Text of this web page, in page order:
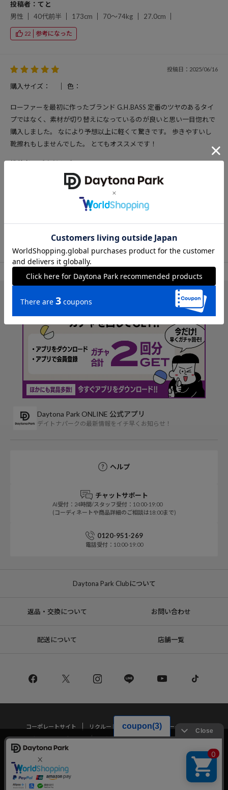
投稿者：てと
男性
40代前半 173cm 70～74kg 27.0cm
22 参考になった
投稿日：2025/06/16
購入サイズ： 色：
ローファーを最初に作ったブランド G.H.BASS 定番のツヤのあるタイ
プではなく、素材が切り替えになっているのが良いと思い一目惚れで
購入しました。 なにより予想以上に軽くて驚きです。 歩きやすいし
靴擦れもしませんでした。 とてもオススメです！
投稿者：ごまだんご
Daytona Park ONLINE 公式アプリ
デイトナパークの最新情報をイチ早くお知らせ！
ヘルプ
チャットサポート
AI受付：24時間/スタッフ受付：10:00-19:00
(コーディネートや商品詳細のご相談は18:00まで)
0120-951-269
電話受付：10:00-19:00
Daytona Park Clubについて
返品・交換について お問い合わせ
配送について 店舗一覧
コーポレートサイト リクルート
サステナブルマークについて
プライバシーポリシー
特定商取引法・古物営業法に基づく表記
Copyright © DAYTONA INTERNATIONAL Co.,Ltd All Rights Reserved.
当サイトでは利用体験の向上およびコンテンツの最適な提供、トラフィック
の分析を目的としてCookieを使用しています。
サイトの閲覧を継続された場合、Cookieの利用に同意したことものといたし
ます。